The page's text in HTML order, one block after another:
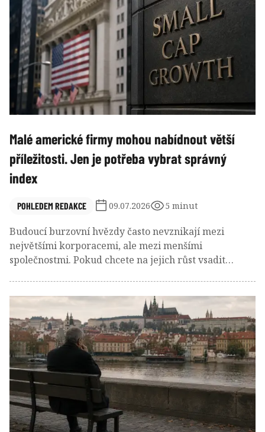
Malé americké firmy mohou nabídnout větší
příležitosti. Jen je potřeba vybrat správný
index
POHLEDEM REDAKCE 09.07.2026 5 minut
Budoucí burzovní hvězdy často nevznikají mezi
největšími korporacemi, ale mezi menšími
společnostmi. Pokud chcete na jejich růst vsadit
nejlepším.